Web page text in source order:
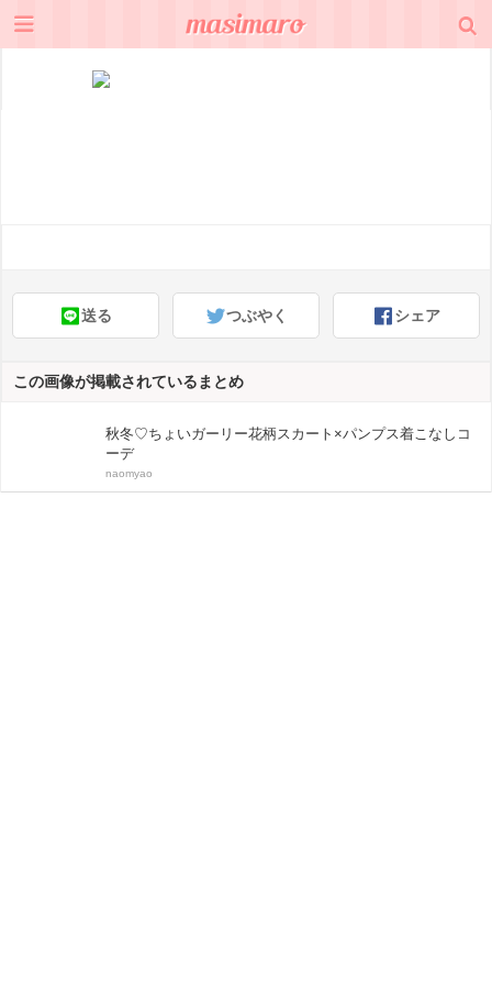
送る つぶやく シェア
この画像が掲載されているまとめ
秋冬♡ちょいガーリー花柄スカート×パンプス着こなしコ
ーデ
naomyao